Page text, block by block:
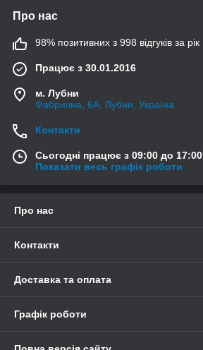
Про нас
98% позитивних з 998 відгуків за рік
Працює з 30.01.2016
м. Лубни
Фабрична, 6А, Лубни, Україна
Контакти
Сьогодні працює з 09:00 до 17:00
Показати весь графік роботи
Про нас
Контакти
Доставка та оплата
Графік роботи